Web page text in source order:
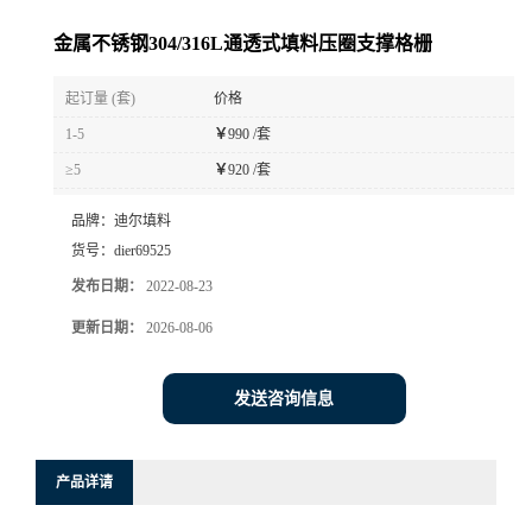
金属不锈钢304/316L通透式填料压圈支撑格栅
起订量 (套) 价格
1-5 ￥990 /套
≥5 ￥920 /套
品牌： 迪尔填料
货号： dier69525
发布日期： 2022-08-23
更新日期： 2026-08-06
发送咨询信息
产品详请